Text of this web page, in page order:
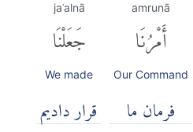
amrunā
أَمْرُنَا
Our Command
فرمان ما
jaʿalnā
جَعَلْنَا
We made
قرار داديم